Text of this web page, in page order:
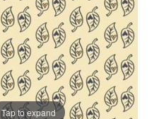
Tap to expand